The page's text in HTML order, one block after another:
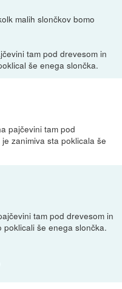
malih slončkov bomo
tam pod drevesom in
še enega slončka.
pajčevini tam pod
zanimiva sta poklicala še
tam pod drevesom in
še enega slončka.